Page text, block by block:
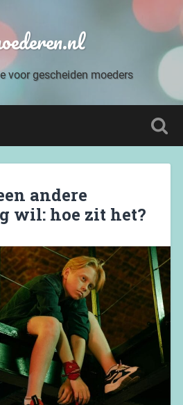
voor gescheiden moeders
andere
wil: hoe zit het?